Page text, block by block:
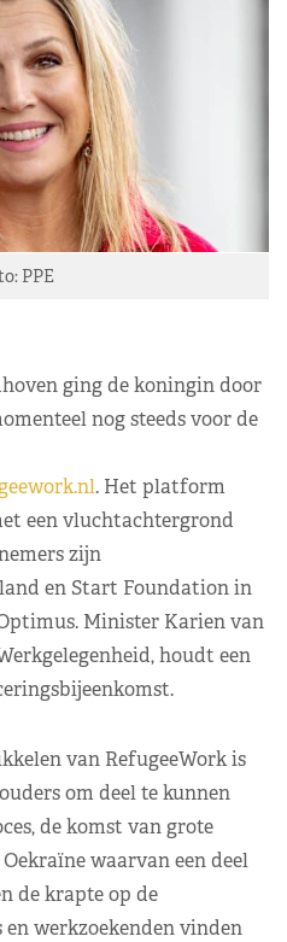
PPE
ging de koningin door
nog steeds voor de
. Het platform
een vluchtachtergrond
zijn
en Start Foundation in
Minister Karien van
houdt een
van RefugeeWork is
om deel te kunnen
de komst van grote
waarvan een deel
de krapte op de
werkzoekenden vinden